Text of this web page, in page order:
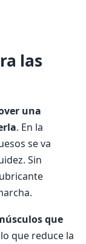
las
una
. En la
se va
Sin
que
que reduce la